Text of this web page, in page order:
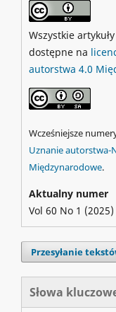
Wszystkie
dostępne na
autorstwa 4.0
Wcześniejsze
Uznanie autorstwa-
Międzynarodowe.
Aktualny numer
Vol 60 No 1 (2025)
Przesyłanie
Słowa